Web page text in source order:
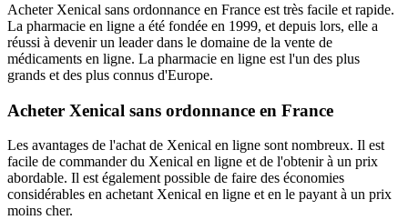
Acheter Xenical sans ordonnance en France est très facile et rapide.
La pharmacie en ligne a été fondée en 1999, et depuis lors, elle a
réussi à devenir un leader dans le domaine de la vente de
médicaments en ligne. La pharmacie en ligne est l'un des plus
grands et des plus connus d'Europe.
Acheter Xenical sans ordonnance en France
Les avantages de l'achat de Xenical en ligne sont nombreux. Il est
facile de commander du Xenical en ligne et de l'obtenir à un prix
abordable. Il est également possible de faire des économies
considérables en achetant Xenical en ligne et en le payant à un prix
moins cher.